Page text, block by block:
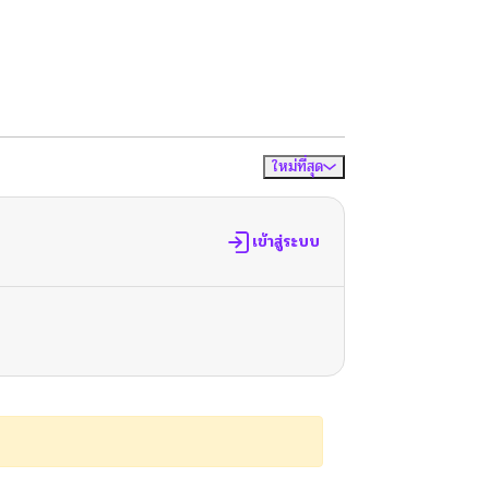
ใหม่ที่สุด
เข้าสู่ระบบ